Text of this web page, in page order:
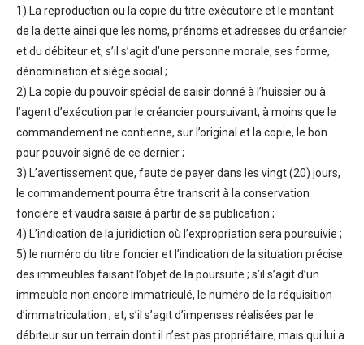
1) La reproduction ou la copie du titre exécutoire et le montant
de la dette ainsi que les noms, prénoms et adresses du créancier
et du débiteur et, s’il s’agit d’une personne morale, ses forme,
dénomination et siège social ;
2) La copie du pouvoir spécial de saisir donné à l’huissier ou à
l’agent d’exécution par le créancier poursuivant, à moins que le
commandement ne contienne, sur l’original et la copie, le bon
pour pouvoir signé de ce dernier ;
3) L’avertissement que, faute de payer dans les vingt (20) jours,
le commandement pourra être transcrit à la conservation
foncière et vaudra saisie à partir de sa publication ;
4) L’indication de la juridiction où l’expropriation sera poursuivie ;
5) le numéro du titre foncier et l’indication de la situation précise
des immeubles faisant l’objet de la poursuite ; s’il s’agit d’un
immeuble non encore immatriculé, le numéro de la réquisition
d’immatriculation ; et, s’il s’agit d’impenses réalisées par le
débiteur sur un terrain dont il n’est pas propriétaire, mais qui lui a